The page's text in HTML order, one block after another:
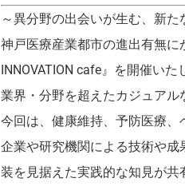
～異分野の出会いが生む、新た
神戸医療産業都市の進出有無に
INNOVATION cafe』を開催いた
業界・分野を超えたカジュアル
今回は、健康維持、予防医療、
企業や研究機関による技術や
装を見据えた実践的な知見が共